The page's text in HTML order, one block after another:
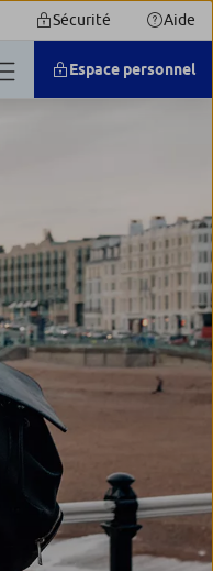
Sécurité Aide
Espace personnel